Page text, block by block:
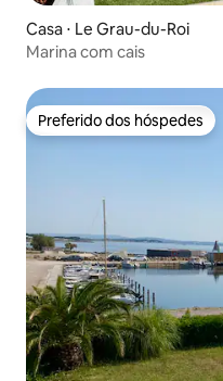
Casa ⋅ Le Grau-du-Roi
Marina com cais
Preferido dos hóspedes
Preferido dos hóspedes